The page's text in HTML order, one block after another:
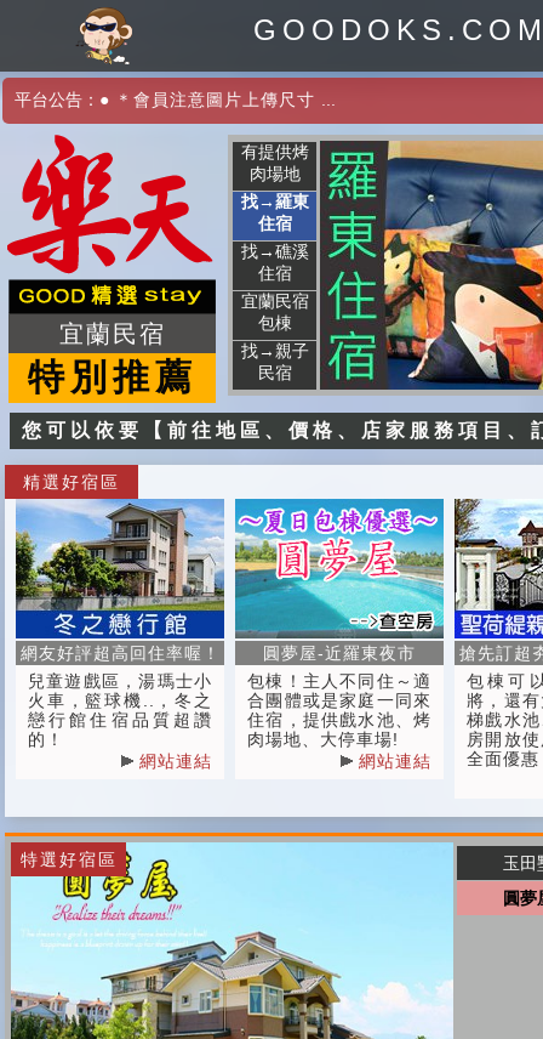
平台公告： ● ＊會員注意圖片上傳尺寸
宜蘭民宿
特別推薦
有提供烤
肉場地
找→羅東
住宿
找→礁溪
住宿
宜蘭民宿
包棟
找→親子
民宿
您可以依要【前往地區、價格、店家服務項目
精選好宿區
網友好評超高回住率喔！
兒童遊戲區，湯瑪士小
火車，籃球機..，冬之
戀行館住宿品質超讚
的！
網站連結
圓夢屋-近羅東夜市
包棟！主人不同住～適
合團體或是家庭一同來
住宿，提供戲水池、烤
肉場地、大停車場!
網站連結
搶先訂超
包棟可
將，還
梯戲水
房開放
全面優惠
特選好宿區